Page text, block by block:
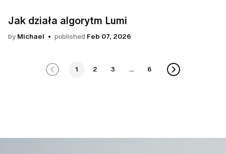
Jak działa algorytm Lumi
by Michael published Feb 07, 2026
1 2 3 ... 6